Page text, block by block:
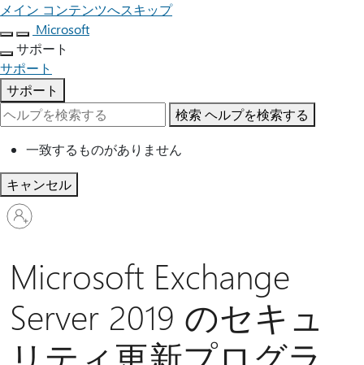
メイン コンテンツへスキップ
Microsoft
サポート
サポート
サポート
検索 ヘルプを検索する
一致するものがありません
キャンセル
ア
カ
ン
サ
Microsoft Exchange
Server 2019 のセキュ